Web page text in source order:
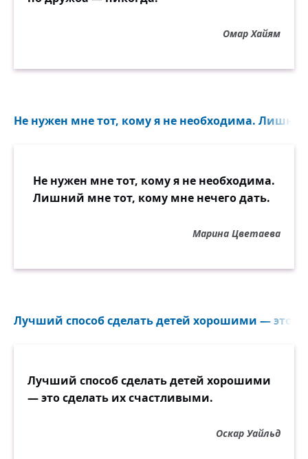
Омар Хайям
Не нужен мне тот, кому я не необходима.
Не нужен мне тот, кому я не необходима.
Лишний мне тот, кому мне нечего дать.
Марина Цветаева
Лучший способ сделать детей хорошими — это
Лучший способ сделать детей хорошими
— это сделать их счастливыми.
Оскар Уайльд